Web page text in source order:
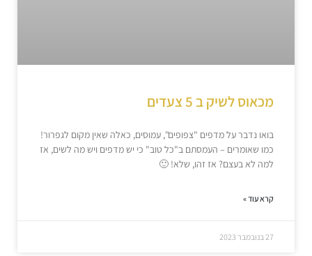
מכאוס לשיק ב 5 צעדים
בואו נדבר על מדפים "צפופים", עמוסים, כאלה שאין מקום לגפרור!
כמו שאומרים – העמסתם ב"כל טוב" כי יש מדפים ויש מה לשים, אז
למה לא בעצם? אז זהו, שלא! 🙂
קרא עוד »
27 בנובמבר 2023